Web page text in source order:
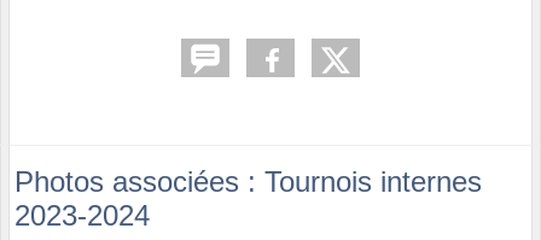
Photos associées : Tournois internes
2023-2024